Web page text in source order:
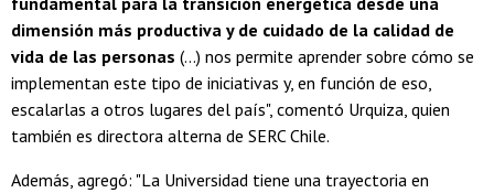
dimensión más productiva y de cuidado de la calidad de
vida de las personas (...) nos permite aprender sobre cómo se
implementan este tipo de iniciativas y, en función de eso,
escalarlas a otros lugares del país", comentó Urquiza, quien
también es directora alterna de SERC Chile.
Además, agregó: "La Universidad tiene una trayectoria en